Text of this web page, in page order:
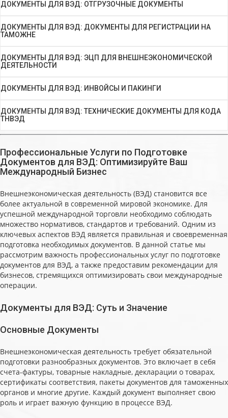
ДОКУМЕНТЫ ДЛЯ ВЭД: ОТГРУЗОЧНЫЕ ДОКУМЕНТЫ
ДОКУМЕНТЫ ДЛЯ ВЭД: ДОКУМЕНТЫ ДЛЯ РЕГИСТРАЦИИ НА
ТАМОЖНЕ
ДОКУМЕНТЫ ДЛЯ ВЭД: ЭЦП ДЛЯ ВНЕШНЕЭКОНОМИЧЕСКОЙ
ДЕЯТЕЛЬНОСТИ
ДОКУМЕНТЫ ДЛЯ ВЭД: ИНВОЙСЫ И ПАКИНГИ
ДОКУМЕНТЫ ДЛЯ ВЭД: ТЕХНИЧЕСКИЕ ДОКУМЕНТЫ ДЛЯ КОДА
ТНВЭД
Профессиональные Услуги по Подготовке
Документов для ВЭД: Оптимизируйте Ваш
Международный Бизнес
Внешнеэкономическая деятельность (ВЭД) становится все
более актуальной в современной мировой экономике. Для
успешной международной торговли необходимо соблюдать
множество нормативов, стандартов и требований. Одним из
ключевых аспектов ВЭД является правильная и своевременная
подготовка необходимых документов. В данной статье мы
рассмотрим важность профессиональных услуг по подготовке
документов для ВЭД, а также предоставим рекомендации для
бизнесов, стремящихся оптимизировать свои международные
операции.
Документы для ВЭД: Суть и Значение
Основные Документы
Внешнеэкономическая деятельность требует обязательной
подготовки разнообразных документов. Это включает в себя
счета-фактуры, товарные накладные, декларации о товарах,
сертификаты соответствия, пакеты документов для таможенных
органов и многие другие. Каждый документ выполняет свою
роль и играет важную функцию в процессе ВЭД.